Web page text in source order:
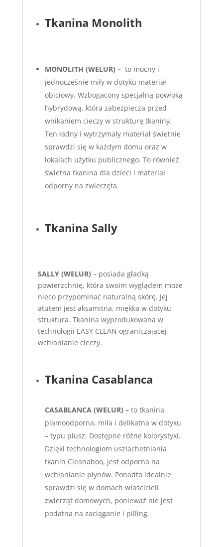
Tkanina Monolith
MONOLITH (WELUR) – to mocny i
jednocześnie miły w dotyku materiał
obiciowy. Wzbogacony specjalną powłoką
hybrydową, która zabezpiecza przed
wnikaniem cieczy w strukturę tkaniny.
Ten ładny i wytrzymały materiał świetnie
sprawdzi się w każdym domu oraz w
lokalach użytku publicznego. To również
świetna tkanina dla dzieci i materiał
odporny na zwierzęta.
Tkanina Sally
SALLY (WELUR) – posiada gładką
powierzchnię, która swoim wyglądem może
nieco przypominać naturalną skórę. Jej
atutem jest aksamitna, miękka w dotyku
struktura. Tkanina wyprodukowana w
technologii EASY CLEAN ograniczającej
wchłanianie cieczy.
Tkanina Casablanca
CASABLANCA (WELUR) –to tkanina
plamoodporna, miła i delikatna w dotyku
– typu plusz. Dostępne różne kolorystyki.
Dzięki technologiom uszlachetniania
tkanin Cleanaboo, jest odporna na
wchłanianie płynów. Ponadto idealnie
sprawdzi się w domach właścicieli
zwierząt domowych, ponieważ nie jest
podatna na zaciąganie i pilling.